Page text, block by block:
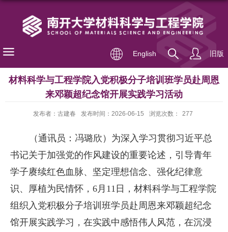
English 旧版
材料科学与工程学院入党积极分子培训班学员赴周恩
来邓颖超纪念馆开展实践学习活动
发布者：古建春 发布时间：2026-06-15 浏览次数： 277
（通讯员： 冯璐欣 ） 为深入学习贯彻习近平总
书记关于加强党的作风建设的重要论述，引导青年
学子赓续红色血脉、坚定理想信念、强化纪律意
识、厚植为民情怀， 6月11日，材料科学与工程学院
组织入党积极分子培训班学员赴周恩来邓颖超纪念
馆开展实践学习，在实践中感悟伟人风范，在沉浸